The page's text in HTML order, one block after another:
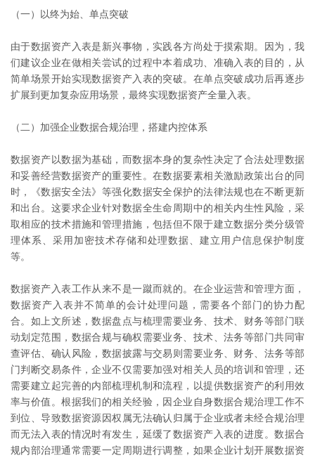
（一）以终为始、单点突破
由于数据资产入表是新兴事物，实践各方尚处于摸索期。因为，我
们建议企业在做相关尝试的过程中本着成功、准确入表的目的，从
简单场景开始实现数据资产入表的突破。在单点突破成功后再逐步
扩展到更加复杂应用场景，最终实现数据资产全量入表。
（二）加强企业数据合规治理，搭建内控体系
数据资产以数据为基础，而数据本身的复杂性决定了合法处理数据
和妥善经营数据资产的重要性。在数据要素相关激励政策出台的同
时，《数据安全法》等强化数据安全保护的法律法规也在不断更新
和出台。这要求企业针对数据全生命周期中的相关内生性风险，采
取相应的技术措施和管理措施，包括但不限于建立数据分类分级管
理体系、采用加密技术存储和处理数据、建立用户信息保护制度
等。
数据资产入表工作从来不是一蹴而就的。在企业运营和管理方面，
数据资产入表并不简单的会计处理问题，需要各个部门的协力配
合。如上文所述，数据盘点与梳理需要业务、技术、财务等部门联
动划定范围，数据合规与确权需要业务、技术、法务等部门共同审
查评估、确认风险，数据披露与交易则需要业务、财务、法务等部
门判断交易条件，企业不仅需要加强对相关人员的培训和管理，还
需要建立起完善的内部梳理机制和流程，以提供数据资产的利用效
率与价值。根据我们的相关经验，因企业自身数据合规治理工作不
到位、导致数据资源因权属无法确认归属于企业或者未经合规治理
而无法入表的情况时有发生，延缓了数据资产入表的进度。数据合
规内部治理通常需要一定周期进行调整，如果企业计划开展数据资